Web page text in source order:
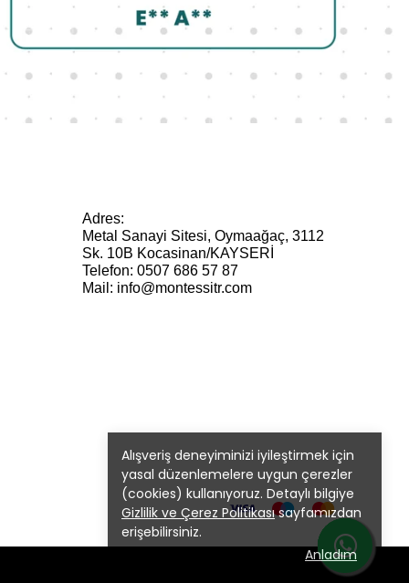
Alışveriş deneyiminizi iyileştirmek için
yasal düzenlemelere uygun çerezler
(cookies) kullanıyoruz. Detaylı bilgiye
Gizlilik ve Çerez Politikasısayfamızdan
erişebilirsiniz.
Anladım
Adres:
Metal Sanayi Sitesi, Oymaağaç, 3112
Sk. 10B Kocasinan/KAYSERİ
Telefon: 0507 686 57 87
Mail: info@montessitr.com